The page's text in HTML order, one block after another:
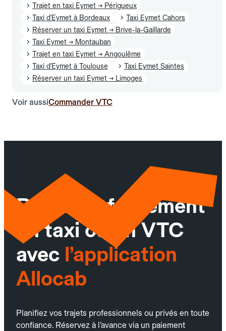
Trajet en taxi Eymet → Périgueux
Taxi d'Eymet à Bordeaux
Taxi Eymet Cahors
Réserver un taxi Eymet → Brive-la-Gaillarde
Taxi Eymet → Montauban
Trajet en taxi Eymet → Angoulême
Taxi d'Eymet à Toulouse
Taxi Eymet Saintes
Réserver un taxi Eymet → Limoges
Voir aussiCommander VTC
Réservez facilement
un taxi ou un VTC
avec l’application
Allocab
Planifiez vos trajets professionnels ou privés en toute
confiance. Réservez à l’avance via un paiement